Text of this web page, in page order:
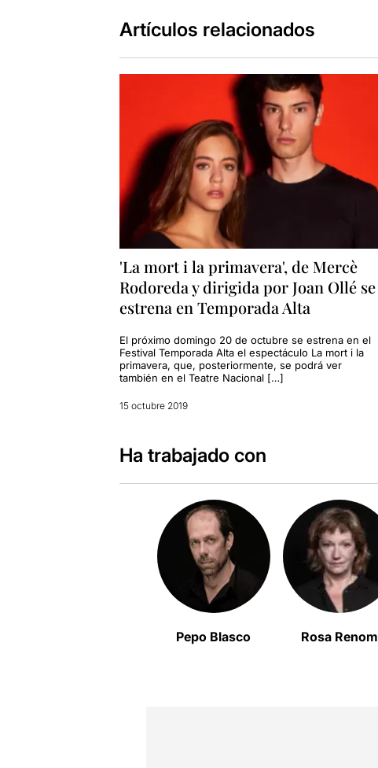
Artículos relacionados
'La mort i la primavera', de Mercè
Rodoreda y dirigida por Joan Ollé se
estrena en Temporada Alta
El próximo domingo 20 de octubre se estrena en el
Festival Temporada Alta el espectáculo La mort i la
primavera, que, posteriormente, se podrá ver
también en el Teatre Nacional […]
15 octubre 2019
Ha trabajado con
Pepo Blasco Rosa Renom